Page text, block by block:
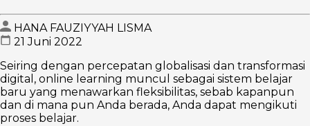
HANA FAUZIYYAH LISMA
21 Juni 2022
Seiring dengan percepatan globalisasi dan transformasi
digital, online learning muncul sebagai sistem belajar
baru yang menawarkan fleksibilitas, sebab kapanpun
dan di mana pun Anda berada, Anda dapat mengikuti
proses belajar.